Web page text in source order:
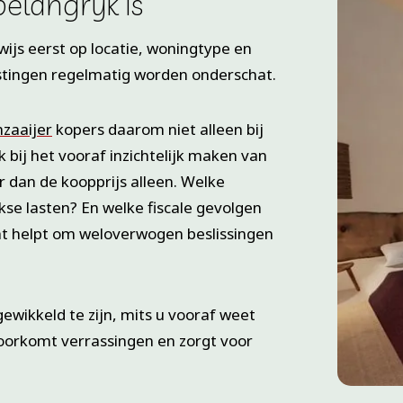
eerst op locatie, woningtype en
regelmatig worden onderschat.
kopers daarom niet alleen bij
bij het vooraf inzichtelijk maken van
de koopprijs alleen. Welke
lasten? En welke fiscale gevolgen
om weloverwogen beslissingen
te zijn, mits u vooraf weet
verrassingen en zorgt voor